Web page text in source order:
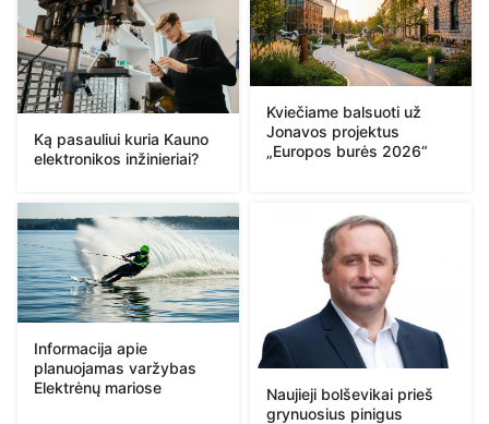
Ką pasauliui kuria Kauno
elektronikos inžinieriai?
Kviečiame balsuoti už
Jonavos projektus
„Europos burės 2026“
Informacija apie
planuojamas varžybas
Elektrėnų mariose
Naujieji bolševikai prieš
grynuosius pinigus